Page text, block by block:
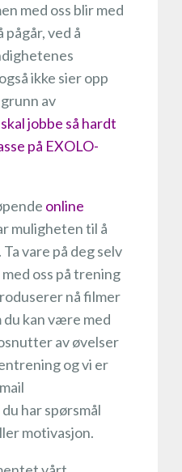
med oss blir med
pågår, ved å
ikke sier opp
av
jobbe så hardt
på EXOLO-
online
muligheten til å
vare på deg selv
oss på trening
nå filmer
kan være med
av øvelser
og vi er
du har spørsmål
motivasjon.